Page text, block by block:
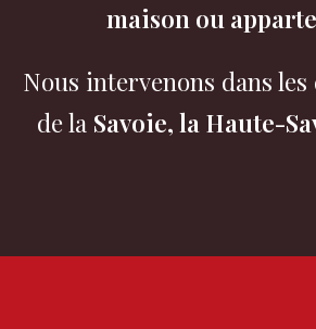
maison ou
Nous intervenons dans
de la Savoie, la Haute-